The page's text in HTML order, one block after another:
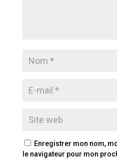
Enregistrer mon nom,
le navigateur pour mon